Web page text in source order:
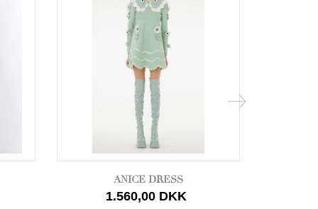
ANICE DRESS
1.560,00 DKK